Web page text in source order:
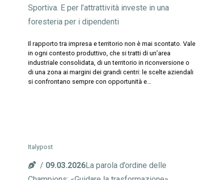
Sportiva. E per l’attrattività investe in una
foresteria per i dipendenti
Il rapporto tra impresa e territorio non è mai scontato. Vale
in ogni contesto produttivo, che si tratti di un’area
industriale consolidata, di un territorio in riconversione o
di una zona ai margini dei grandi centri: le scelte aziendali
si confrontano sempre con opportunità e…
Italypost
09.03.2026La parola d’ordine delle